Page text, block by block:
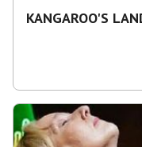
KANGAROO'S